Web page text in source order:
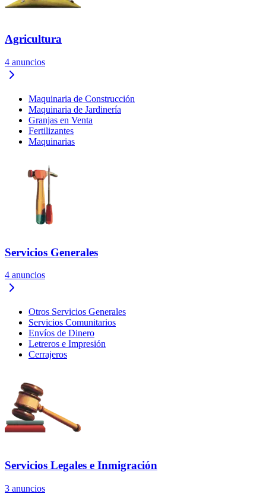
Agricultura
4 anuncios
Maquinaria de Construcción
Maquinaria de Jardinería
Granjas en Venta
Fertilizantes
Maquinarias
Servicios Generales
4 anuncios
Otros Servicios Generales
Servicios Comunitarios
Envíos de Dinero
Letreros e Impresión
Cerrajeros
Servicios Legales e Inmigración
3 anuncios